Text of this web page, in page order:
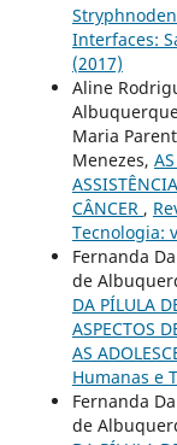
Interfaces:
(2017)
Aline
Maria
Menezes,
CÂNCER ,
Tecnologia:
Fernanda
de
DA PÍLULA
ASPECTOS
AS
Humanas e
Fernanda
de